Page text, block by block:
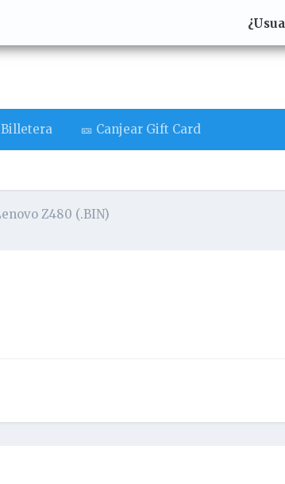
🎫 Canjear Gift Card
Z480 (.BIN)